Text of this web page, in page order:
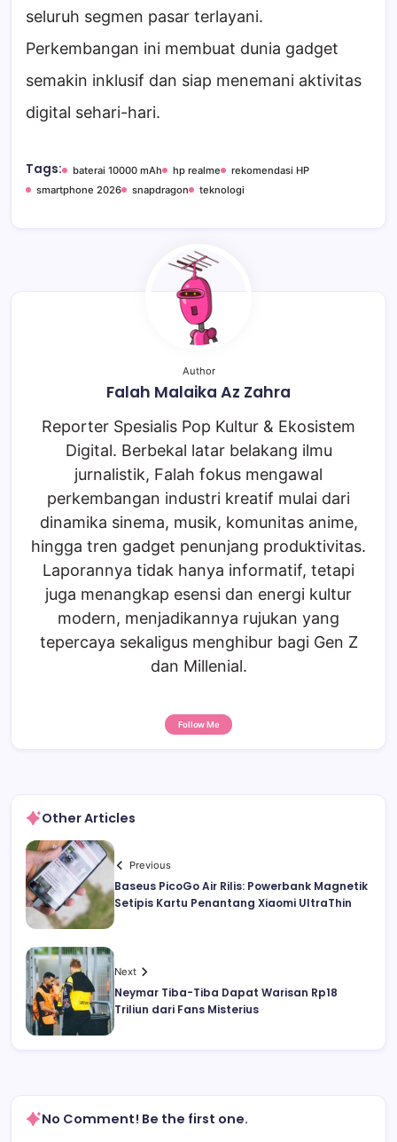
seluruh segmen pasar terlayani.
Perkembangan ini membuat dunia gadget
semakin inklusif dan siap menemani aktivitas
digital sehari-hari.
Tags: baterai 10000 mAh hp realme
rekomendasi HP
smartphone 2026
snapdragon teknologi
Author
Falah Malaika Az Zahra
Reporter Spesialis Pop Kultur & Ekosistem
Digital. Berbekal latar belakang ilmu
jurnalistik, Falah fokus mengawal
perkembangan industri kreatif mulai dari
dinamika sinema, musik, komunitas anime,
hingga tren gadget penunjang produktivitas.
Laporannya tidak hanya informatif, tetapi
juga menangkap esensi dan energi kultur
modern, menjadikannya rujukan yang
tepercaya sekaligus menghibur bagi Gen Z
dan Millenial.
Follow Me
Other Articles
Previous
Baseus PicoGo Air Rilis: Powerbank Magnetik
Setipis Kartu Penantang Xiaomi UltraThin
Next
Neymar Tiba-Tiba Dapat Warisan Rp18
Triliun dari Fans Misterius
No Comment! Be the first one.